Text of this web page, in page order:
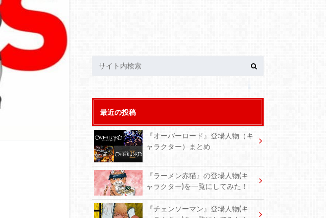
最近の投稿
『オーバーロード』登場人物（キ
ャラクター）まとめ
『ラーメン赤猫』の登場人物(キ
ャラクター)を一覧にしてみた！
『チェンソーマン』登場人物(キ